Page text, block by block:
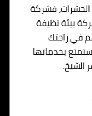
فشركة
بيئة نظيفة
في راحتك
بخدماتها
الشيخ.